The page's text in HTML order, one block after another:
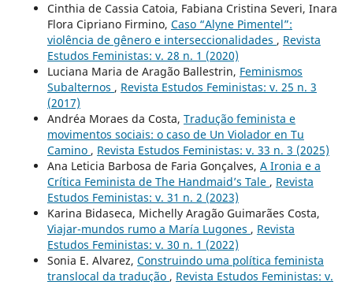
Cinthia de Cassia Catoia, Fabiana Cristina Severi, Inara
Flora Cipriano Firmino, Caso “Alyne Pimentel”:
violência de gênero e interseccionalidades , Revista
Estudos Feministas: v. 28 n. 1 (2020)
Luciana Maria de Aragão Ballestrin, Feminismos
Subalternos , Revista Estudos Feministas: v. 25 n. 3
(2017)
Andréa Moraes da Costa, Tradução feminista e
movimentos sociais: o caso de Un Violador en Tu
Camino , Revista Estudos Feministas: v. 33 n. 3 (2025)
Ana Leticia Barbosa de Faria Gonçalves, A Ironia e a
Crítica Feminista de The Handmaid’s Tale , Revista
Estudos Feministas: v. 31 n. 2 (2023)
Karina Bidaseca, Michelly Aragão Guimarães Costa,
Viajar-mundos rumo a María Lugones , Revista
Estudos Feministas: v. 30 n. 1 (2022)
Sonia E. Alvarez, Construindo uma política feminista
translocal da tradução , Revista Estudos Feministas: v.